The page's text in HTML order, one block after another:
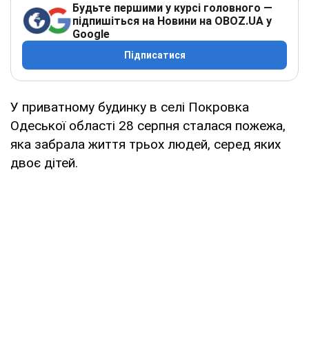
Будьте першими у курсі головного —
підпишіться на Новини на OBOZ.UA у
Google
Підписатися
У приватному будинку в селі Покровка
Одеської області 28 серпня сталася пожежа,
яка забрала життя трьох людей, серед яких
двоє дітей.